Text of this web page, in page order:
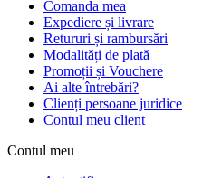
Comanda mea
Expediere și livrare
Retururi și rambursări
Modalități de plată
Promoții și Vouchere
Ai alte întrebări?
Clienți persoane juridice
Contul meu client
Contul meu